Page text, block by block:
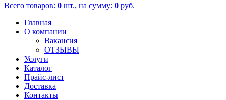
Всего товаров: 0 шт., на сумму: 0 руб.
Главная
О компании
Вакансия
ОТЗЫВЫ
Услуги
Каталог
Прайс-лист
Доставка
Контакты